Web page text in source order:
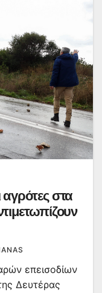
στα
επεισοδίων
Δευτέρας